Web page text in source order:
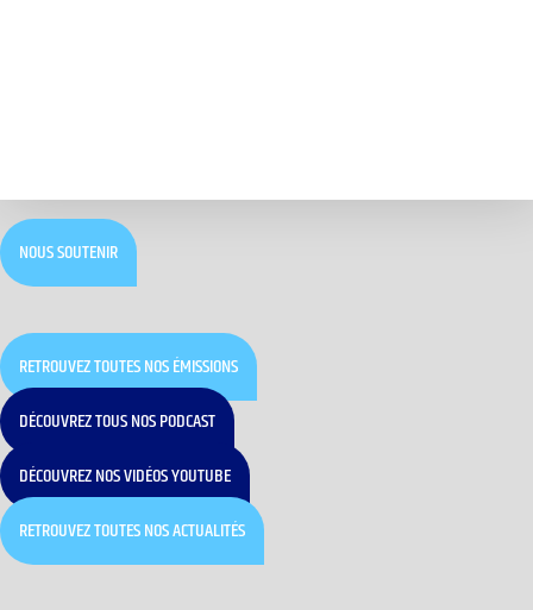
NOUS SOUTENIR
RETROUVEZ TOUTES NOS ÉMISSIONS
DÉCOUVREZ TOUS NOS PODCAST
DÉCOUVREZ NOS VIDÉOS YOUTUBE
RETROUVEZ TOUTES NOS ACTUALITÉS